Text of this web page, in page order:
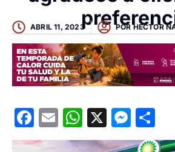
ABRIL 11, 2023 PORHECTOR
Facebook
EmailWhatsApp
X